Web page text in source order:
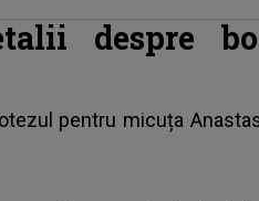
despre
pentru micuța